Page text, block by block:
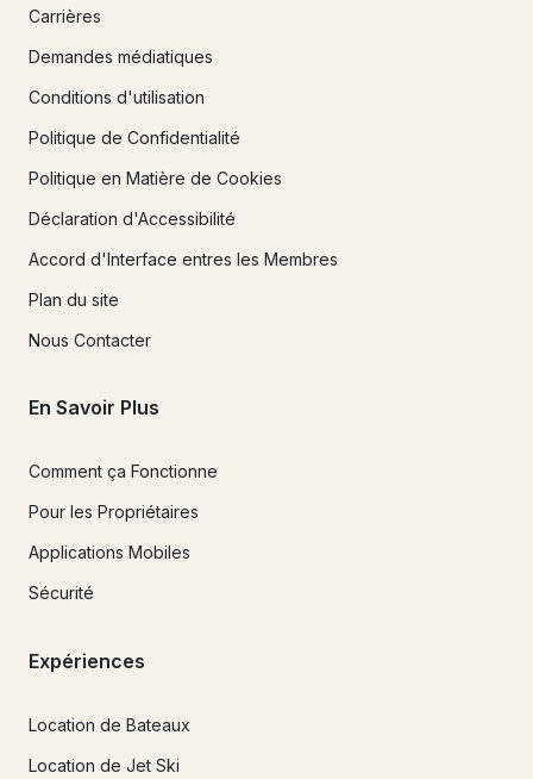
à la discrétion de l'entreprise en raison de conditions
notre priorité absolue. En finalisant votre réservation, vous
Carrières
Demandes médiatiques
Conditions d'utilisation
Politique de Confidentialité
Politique en Matière de Cookies
Déclaration d'Accessibilité
Accord d'Interface entres les Membres
Plan du site
Nous Contacter
En Savoir Plus
Comment ça Fonctionne
Pour les Propriétaires
Applications Mobiles
Sécurité
Expériences
Location de Bateaux
Location de Jet Ski